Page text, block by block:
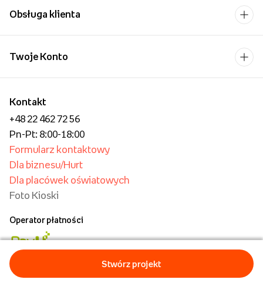
Obsługa klienta
Kontakt
+48 22 462 72 56
Pn-Pt: 8:00-18:00
Formularz kontaktowy
Dla biznesu/Hurt
Dla placówek oświatowych
Foto Kioski
Operator płatności
Twoje Konto